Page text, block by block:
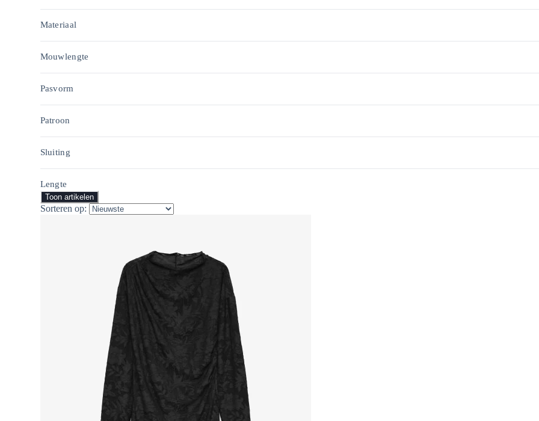
Materiaal
Mouwlengte
Pasvorm
Patroon
Sluiting
Lengte
Toon artikelen
Sorteren op: